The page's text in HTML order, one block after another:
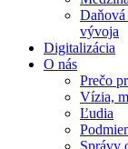
vývoja
Digitalizácia
O nás
Prečo
Vízia,
Ľudia
Správy